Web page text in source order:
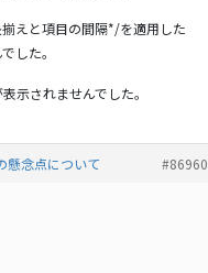
えと項目の間隔*/を適用した
した。
示されませんでした。
懸念点について #86960